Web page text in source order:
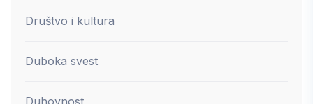
Društvo i kultura
Duboka svest